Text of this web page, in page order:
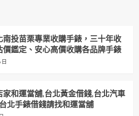
南投苗栗專業收購手錶，三十年收
價鑑定、安心高價收購各品牌手錶
日
和運當舖,台北黃金借錢,台北汽車
北手錶借錢請找和運當舖